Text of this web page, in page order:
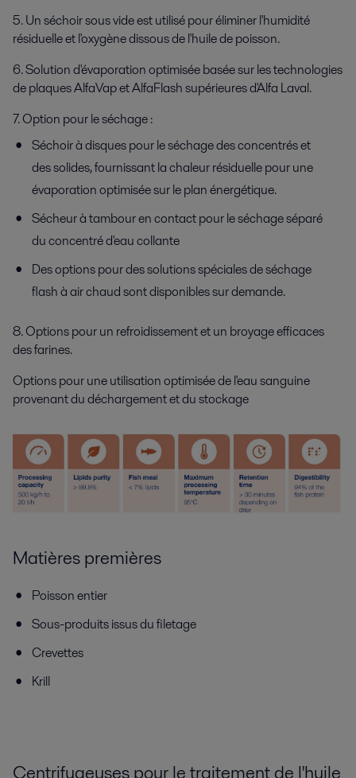
5. Un séchoir sous vide est utilisé pour éliminer l'humidité
résiduelle et l'oxygène dissous de l'huile de poisson.
6. Solution d'évaporation optimisée basée sur les technologies
de plaques AlfaVap et AlfaFlash supérieures d'Alfa Laval.
7. Option pour le séchage :
Séchoir à disques pour le séchage des concentrés et
des solides, fournissant la chaleur résiduelle pour une
évaporation optimisée sur le plan énergétique.
Sécheur à tambour en contact pour le séchage séparé
du concentré d'eau collante
Des options pour des solutions spéciales de séchage
flash à air chaud sont disponibles sur demande.
8. Options pour un refroidissement et un broyage efficaces
des farines.
Options pour une utilisation optimisée de l'eau sanguine
provenant du déchargement et du stockage
Matières premières
Poisson entier
Sous-produits issus du filetage
Crevettes
Krill
Centrifugeuses pour le traitement de l'huile